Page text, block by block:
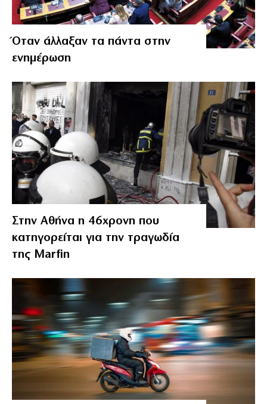
Όταν άλλαξαν τα πάντα στην
ενημέρωση
Στην Αθήνα η 46χρονη που
κατηγορείται για την τραγωδία
της Marfin